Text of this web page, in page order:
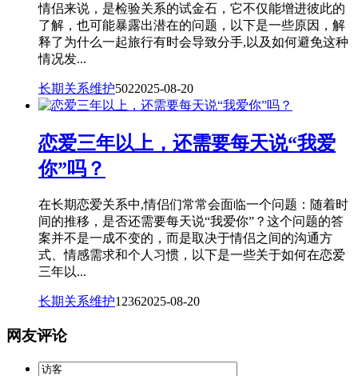
情侣来说，是检验关系的试金石，它不仅能增进彼此的
了解，也可能暴露出潜在的问题，以下是一些原因，解
释了为什么一起旅行有时会导致分手,以及如何避免这种
情况发...
长期关系维护5022025-08-20
恋爱三年以上，还需要每天说“我爱
你”吗？
在长期恋爱关系中,情侣们常常会面临一个问题：随着时
间的推移，是否还需要每天说“我爱你”？这个问题的答
案并不是一成不变的，而是取决于情侣之间的沟通方
式、情感需求和个人习惯，以下是一些关于如何在恋爱
三年以...
长期关系维护12362025-08-20
网友评论